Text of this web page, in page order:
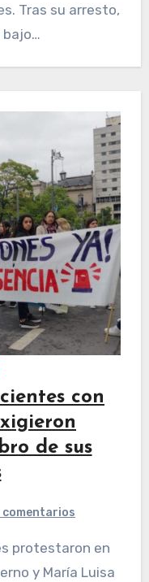
Tras su arresto,
bajo…
con
de sus
comentarios
y María Luisa